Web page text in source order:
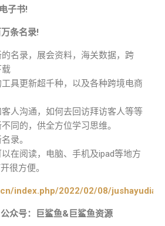
子书!
条名录!
名录，展会资料，海关数据，跨
载
具更新超千种，以及各种跨境电商
人沟通，如何去回访拜访客人等等
同的，供全方位学习思维。
录。
在阅读，电脑、手机及ipad等地方
很方便。
index.php/2022/02/08/
众号：巨鲨鱼&巨鲨鱼资源